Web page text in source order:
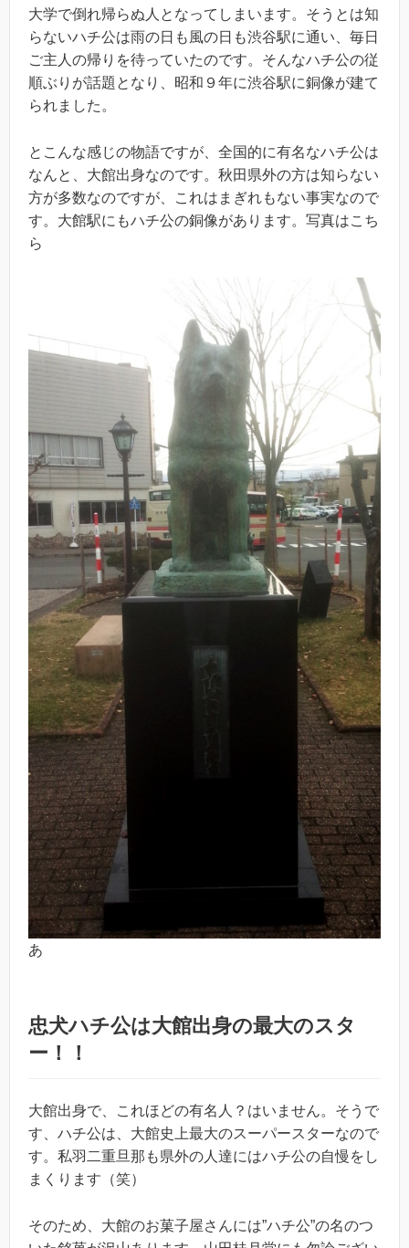
大学で倒れ帰らぬ人となってしまいます。そうとは知
らないハチ公は雨の日も風の日も渋谷駅に通い、毎日
ご主人の帰りを待っていたのです。そんなハチ公の従
順ぶりが話題となり、昭和９年に渋谷駅に銅像が建て
られました。
とこんな感じの物語ですが、全国的に有名なハチ公は
なんと、大館出身なのです。秋田県外の方は知らない
方が多数なのですが、これはまぎれもない事実なので
す。大館駅にもハチ公の銅像があります。写真はこち
ら
あ
忠犬ハチ公は大館出身の最大のスタ
ー！！
大館出身で、これほどの有名人？はいません。そうで
す、ハチ公は、大館史上最大のスーパースターなので
す。私羽二重旦那も県外の人達にはハチ公の自慢をし
まくります（笑）
そのため、大館のお菓子屋さんには”ハチ公”の名のつ